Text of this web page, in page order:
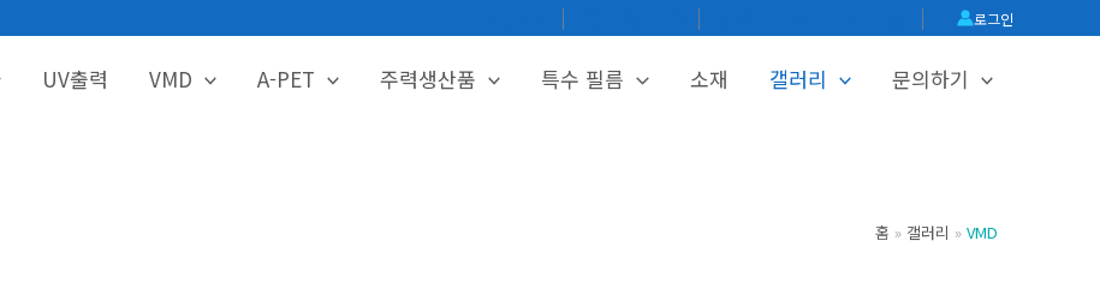
│ │ │ 로그인
UV출력 VMD A-PET 주력생산품 특수 필름 소재 갤러리 문의하기
홈 갤러리 VMD